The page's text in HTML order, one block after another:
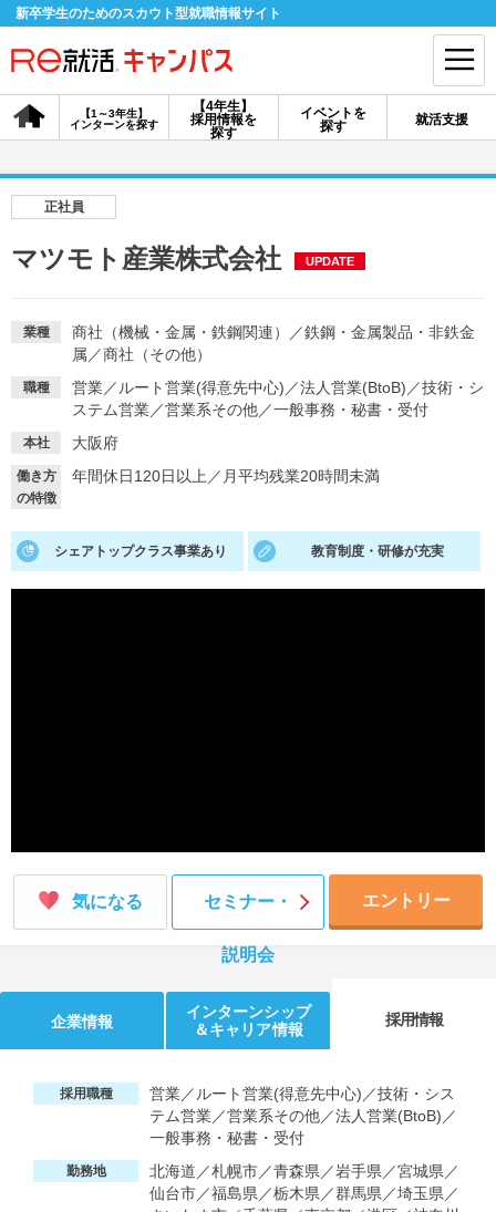
新卒学生のためのスカウト型就職情報サイト
【4年生】
採用情報を
探す
【1～3年生】
インターンを探す
イベントを
探す
就活支援
会員登録 ログイン
採用情報を探す
説明会を探す
インターンを探す
イベントを探す スカウト お知らせ
就活ノウハウ・サポート
就活支援 就活コラム
正社員
マツモト産業株式会社 UPDATE
業種 商社（機械・金属・鉄鋼関連） ／鉄鋼・金属製品・非鉄金
属 ／商社（その他）
職種 営業／ ルート営業(得意先中心) ／法人営業(BtoB) ／技術・シ
ステム営業／営業系その他／一般事務・秘書・受付
本社 大阪府
働き方
の特徴
年間休日120日以上 ／ 月平均残業20時間未満
シェアトップクラス事業あり 教育制度・研修が充実
気になる セミナー・
説明会
エントリー
企業情報
インターンシップ
＆キャリア情報
採用情報
採用職種
営業／ルート営業(得意先中心)／技術・シス
テム営業／営業系その他／法人営業(BtoB)／
一般事務・秘書・受付
勤務地
北海道／札幌市／青森県／岩手県／宮城県／
仙台市／福島県／栃木県／群馬県／埼玉県／